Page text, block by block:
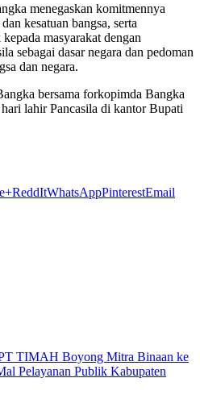
menegaskan komitmennya
kesatuan bangsa, serta
masyarakat dengan
sebagai dasar negara dan pedoman
dan negara.
bersama forkopimda Bangka
lahir Pancasila di kantor Bupati
ReddItWhatsAppPinterestEmail
TIMAH Boyong Mitra Binaan ke
Pelayanan Publik Kabupaten